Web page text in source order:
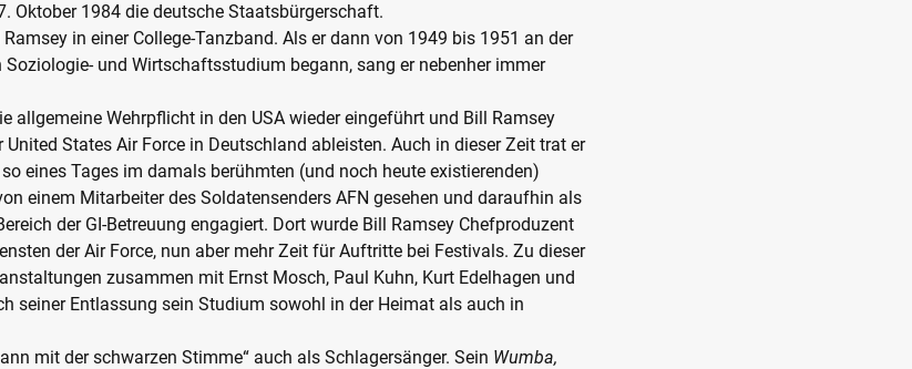
Oktober 1984 die deutsche Staatsbürgerschaft.
in einer College-Tanzband. Als er dann von 1949 bis 1951 an der
Soziologie- und Wirtschaftsstudium begann, sang er nebenher immer
allgemeine Wehrpflicht in den USA wieder eingeführt und Bill Ramsey
States Air Force in Deutschland ableisten. Auch in dieser Zeit trat er
eines Tages im damals berühmten (und noch heute existierenden)
einem Mitarbeiter des Soldatensenders AFN gesehen und daraufhin als
der GI-Betreuung engagiert. Dort wurde Bill Ramsey Chefproduzent
der Air Force, nun aber mehr Zeit für Auftritte bei Festivals. Zu dieser
zusammen mit Ernst Mosch, Paul Kuhn, Kurt Edelhagen und
seiner Entlassung sein Studium sowohl in der Heimat als auch in
mit der schwarzen Stimme“ auch als Schlagersänger. Sein Wumba,